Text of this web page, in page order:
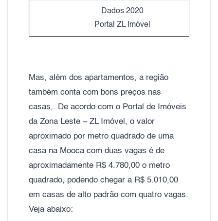
Dados 2020
Portal ZL Imóvel
Mas, além dos apartamentos, a região
também conta com bons preços nas
casas,. De acordo com o Portal de Imóveis
da Zona Leste – ZL Imóvel, o valor
aproximado por metro quadrado de uma
casa na Mooca com duas vagas é de
aproximadamente R$ 4.780,00 o metro
quadrado, podendo chegar a R$ 5.010,00
em casas de alto padrão com quatro vagas.
Veja abaixo: